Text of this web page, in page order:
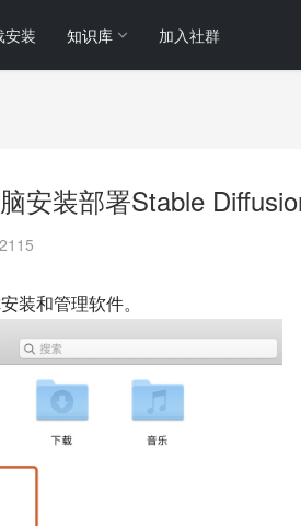
安装 知识库 加入社群
安装部署Stable
装和管理软件。